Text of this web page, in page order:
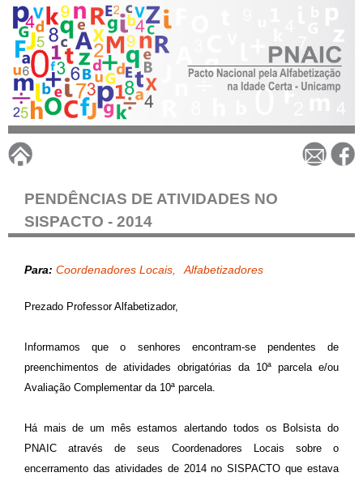
Pular
para
o
conteúdo
principal
P
N
A
C
PENDÊNCIAS DE ATIVIDADES NO
SISPACTO - 2014
Para: Coordenadores Locais Alfabetizadores
Prezado Professor Alfabetizador,
Informamos que o senhores encontram-se pendentes de
preenchimentos de atividades obrigatórias da 10ª parcela e/ou
Avaliação Complementar da 10ª parcela.
Há mais de um mês estamos alertando todos os Bolsista do
PNAIC através de seus Coordenadores Locais sobre o
encerramento das atividades de 2014 no SISPACTO que estava